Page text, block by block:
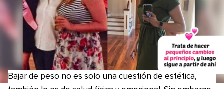
Bajar de peso no es solo una cuestión de estética,